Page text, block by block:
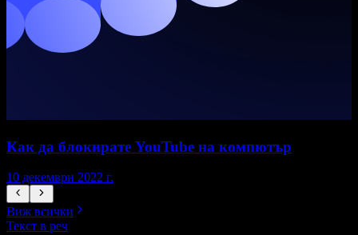
Как да блокирате YouTube на компютър
10 декември 2022 г.
Виж всички
Текст в реч